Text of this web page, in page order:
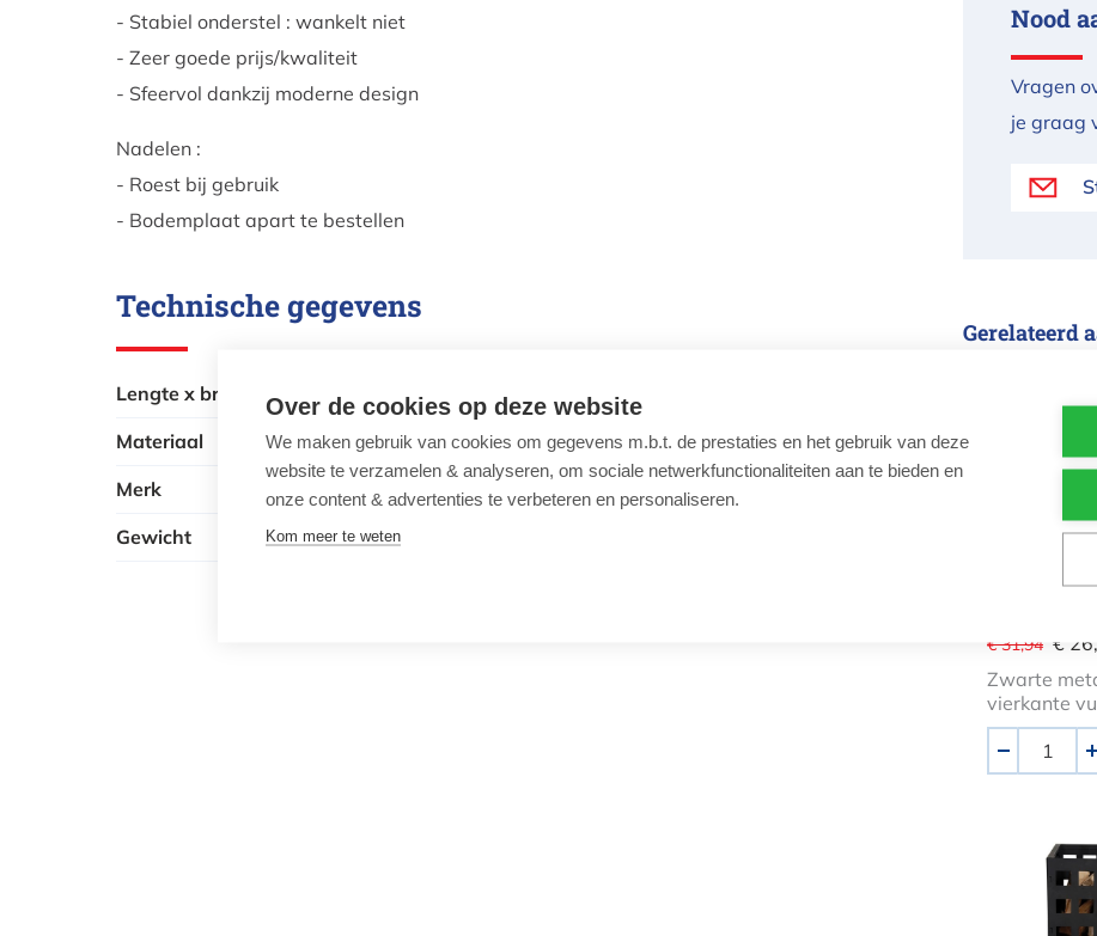
- Stabiel onderstel : wankelt niet
- Zeer goede prijs/kwaliteit
- Sfeervol dankzij moderne design
Nadelen :
- Roest bij gebruik
- Bodemplaat apart te bestellen
Technische gegevens
Lengte x breedte x hoogte
34.8 x 34.0 x 56.8 cm
Materiaal
Metaal
Merk
Esschert Design
Gewicht
Nood
Vragen
je graag
Gerelateerd
Vuurkorf
€ 31,94 €
Zwarte
vierkante
- +
Over de cookies op deze website
We maken gebruik van cookies om gegevens m.b.t. de prestaties en het gebruik van deze
website te verzamelen & analyseren, om sociale netwerkfunctionaliteiten aan te bieden en
onze content & advertenties te verbeteren en personaliseren.
Kom meer te weten